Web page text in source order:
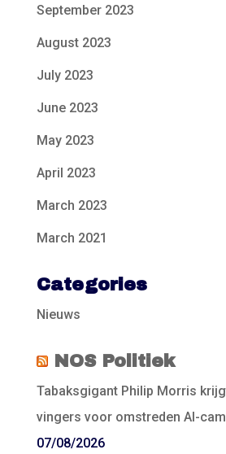
September 2023
August 2023
July 2023
June 2023
May 2023
April 2023
March 2023
March 2021
Categories
Nieuws
NOS Politiek
Tabaksgigant Philip Morris
vingers voor omstreden AI-
07/08/2026